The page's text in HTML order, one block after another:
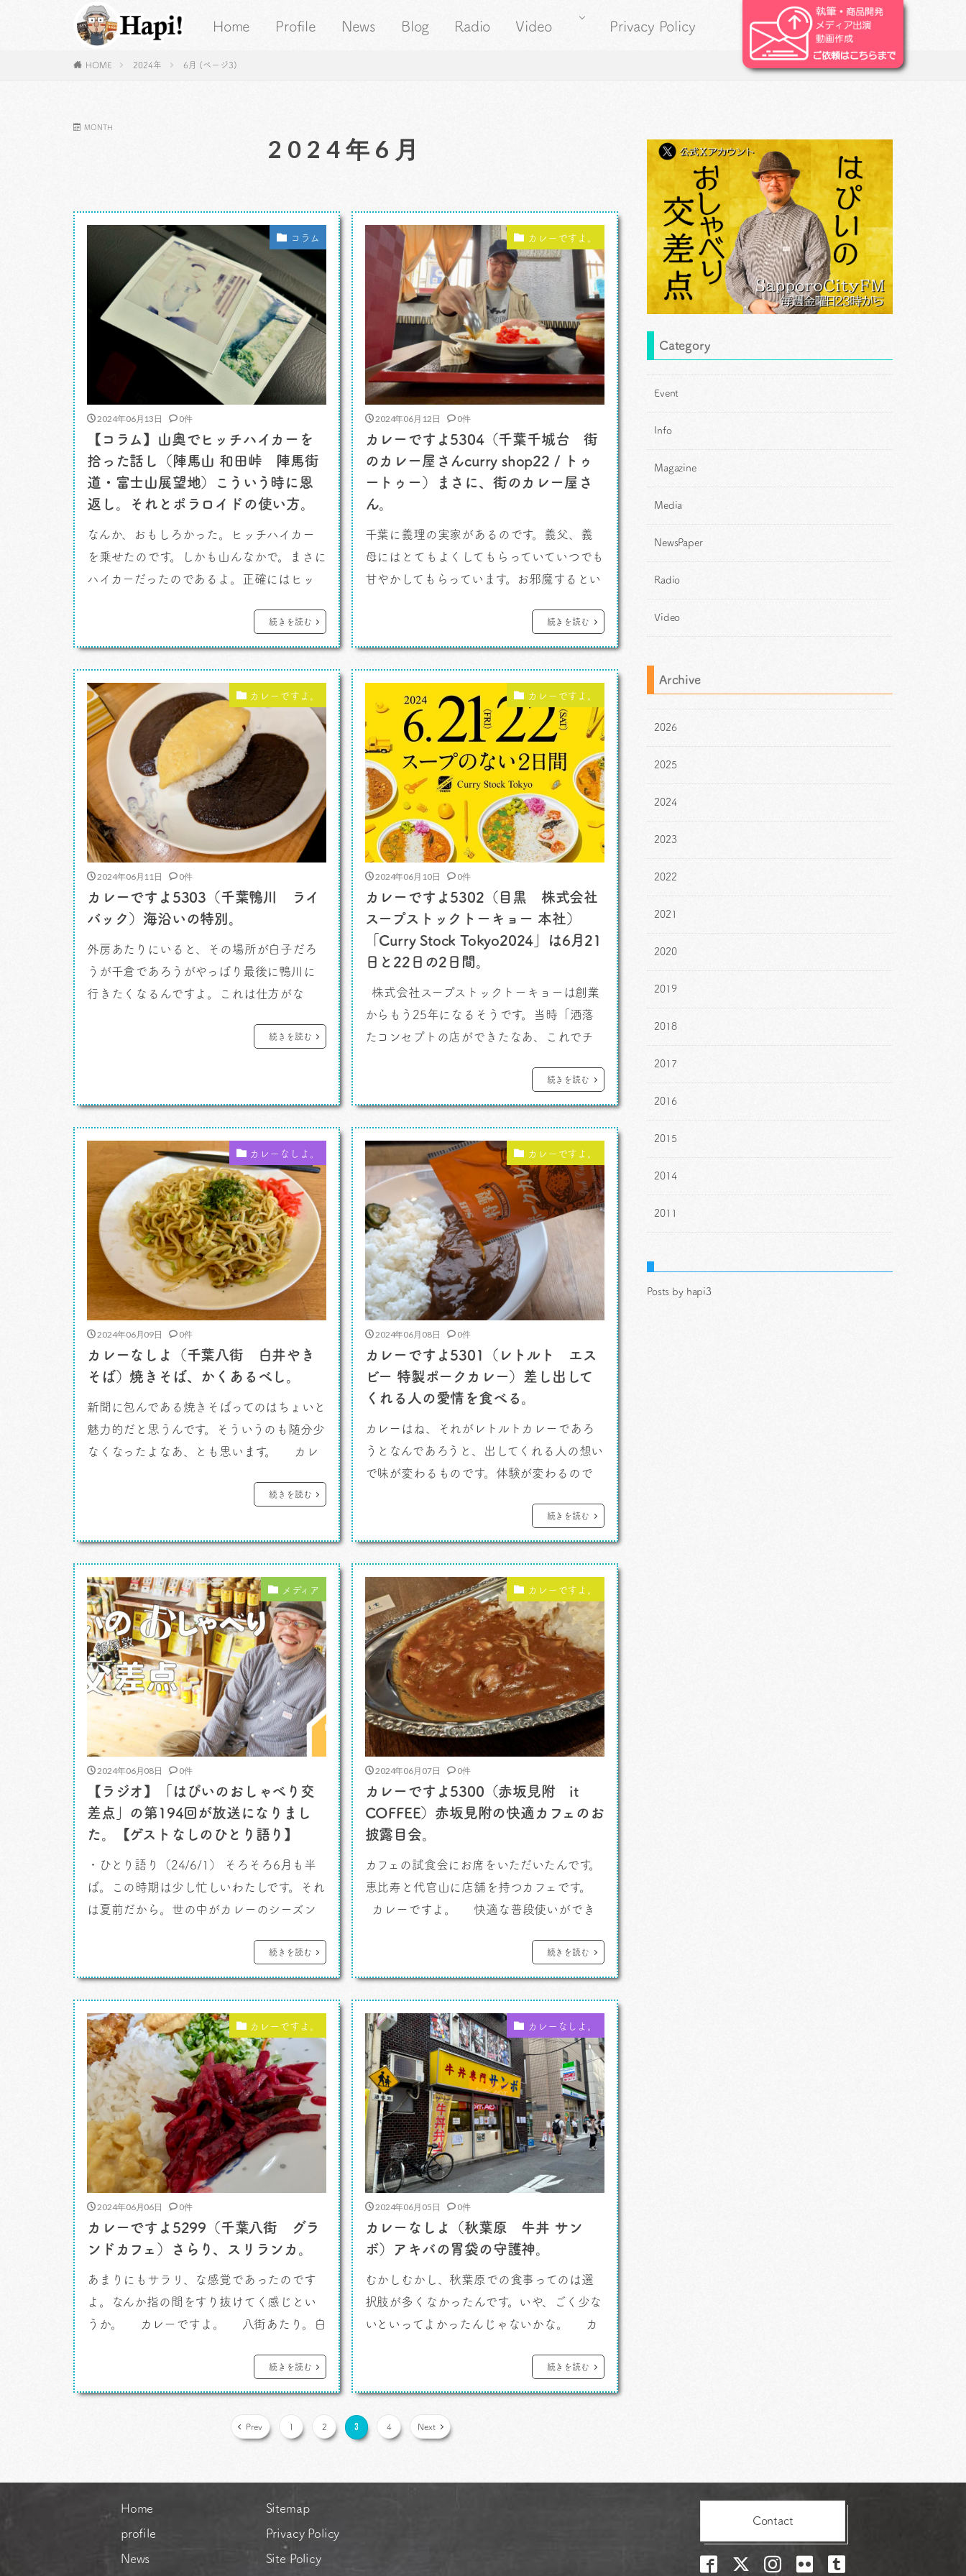
Home Profile News Blog Radio Video Privacy Policy
HOME 2024年 6月 (ページ3)
MONTH
2024年6月
コラム
2024年06月13日 0件
【コラム】山奥でヒッチハイカーを
拾った話し（陣馬山 和田峠 陣馬街
道・富士山展望地）こういう時に恩
返し。それとポラロイドの使い方。
なんか、おもしろかった。ヒッチハイカー
を乗せたのです。しかも山んなかで。まさに
ハイカーだったのであるよ。正確にはヒッ
違えた二人を山の中で救助した感じです。
最近気に入っている、近場でなかなかに楽
しいクルマで峠越えをするコースがありま
す。最終的にはこれまたお気に入りの町、
上野原に出るルートです。高尾から相模湖
あたりなんだけどね。その裏側。上野原に
行 […]
続きを読む
カレーですよ。
2024年06月12日 0件
カレーですよ5304（千葉千城台 街
のカレー屋さんcurry shop22 / トゥ
ートゥー）まさに、街のカレー屋さ
ん。
千葉に義理の実家があるのです。義父、義
母にはとてもよくしてもらっていていつでも
甘やかしてもらっています。お邪魔するとい
さんはわたしがカレーを好きなことを知っ
ててくれて、たまに面白いレトルトカレー
をくれます。面白いというのはわたしがチョ
イスするクセのあるものとは違う、スタンダ
ードなものの中で、しかしそれほど […]
続きを読む
カレーですよ。
2024年06月11日 0件
カレーですよ5303（千葉鴨川 ライ
バック）海沿いの特別。
外房あたりにいると、その場所が白子だろ
うが千倉であろうがやっぱり最後に鴨川に
行きたくなるんですよ。これは仕方がな
ょいとおもしろいタイ料理カルチャーがあ
宮、大原あたりで少し町場に気になる店が
あって。砂浜を離れて勝浦あたりになると
続きを読む
カレーですよ。
2024年06月10日 0件
カレーですよ5302（目黒 株式会社
スープストックトーキョー 本社）
「Curry Stock Tokyo2024」は6月21
日と22日の2日間。
株式会社スープストックトーキョーは創業
からもう25年になるそうです。当時「洒落
たコンセプトの店ができたなあ、これでチ
ています。今や６０店舗以上の実店舗展開。
カレーですよ。 で、スープ、シチュー
類が好き好きなわたし、そりゃもうよく通
うことになるわけです。カレーという括りで
活動するわたしですけ […]
続きを読む
カレーなしよ。
2024年06月09日 0件
カレーなしよ（千葉八街 白井やき
そば）焼きそば、かくあるべし。
新聞に包んである焼きそばってのはちょいと
魅力的だと思うんです。そういうのも随分少
なくなったよなあ、とも思います。 カレ
包んである焼きそば」。あれを食べに行っ
おもってね。 千葉八街のびっくりするほど
なにもない細い一車線の街道沿いに、びっ
くりするほど飾りっ気ない、のれんが […]
続きを読む
カレーですよ。
2024年06月08日 0件
カレーですよ5301（レトルト エス
ビー 特製ポークカレー）差し出して
くれる人の愛情を食べる。
カレーはね、それがレトルトカレーであろ
うとなんであろうと、出してくれる人の想い
で味が変わるものです。体験が変わるので
体調の悪い義理の母が、カレー好きのわた
しにくれたたこれ。なんの変哲もない、レ
トルトカレーです。 「エスビー ポークカレ
ー」 だね。 スパイスのスの字を探してカ
レ […]
続きを読む
メディア
2024年06月08日 0件
【ラジオ】「はぴいのおしゃべり交
差点」の第194回が放送になりまし
た。【ゲストなしのひとり語り】
・ひとり語り（24/6/1） そろそろ6月も半
ば。この時期は少し忙しいわたしです。それ
は夏前だから。世の中がカレーのシーズン
が来てはそれを仕込む季節なのです。面白
かった、もう解禁のお仕事の話を2つしまし
た。ひとつは赤坂にできたカフェ「it
COFFEE」のカレーメニューの試食の話し。
面白いカレーだったんですよ。 もうひとつ
は「スープストックトーキョー」の毎年お
[…]
続きを読む
カレーですよ。
2024年06月07日 0件
カレーですよ5300（赤坂見附 it
COFFEE）赤坂見附の快適カフェのお
披露目会。
カフェの試食会にお席をいただいたんです。
恵比寿と代官山に店舗を持つカフェです。
カレーですよ。 快適な普段使いができ
っていかれました。そういう場所だったな。
変に凝りすぎていない、でもすごく腰が落
ち着くインテリアと空気感。プレオープン
のがらんとした店内にすでにそういう空気
があるのがすごいんですが、そこはす […]
続きを読む
カレーですよ。
2024年06月06日 0件
カレーですよ5299（千葉八街 グラ
ンドカフェ）さらり、スリランカ。
あまりにもサラリ、な感覚であったのです
よ。なんか指の間をすり抜けてく感じとい
うか。 カレーですよ。 八街あたり。白
いとカレーも食べたくなるわけです。職業病
か。えーと、ちょいととはなんだろう。量で
はなく口が欲しいのだな、きっと。そう理
解しました。なのにたどり着いたのはブッフ
続きを読む
カレーなしよ。
2024年06月05日 0件
カレーなしよ（秋葉原 牛丼 サン
ボ）アキバの胃袋の守護神。
むかしむかし、秋葉原での食事ってのは選
択肢が多くなかったんです。いや、ごく少な
いといってよかったんじゃないかな。 カ
博物館越えの「トプカ」へいくも食べ終わ
ってアキバに戻らずとか、アキバを出てお茶
の水でカレーを食べるとか、もしくはその
とても少ないアキバ内選択肢から選ぶか、
続きを読む
Prev 1 2 3 4 Next
Category
Event
Info
Magazine
Media
NewsPaper
Radio
Video
Archive
2026
2025
2024
2023
2022
2021
2020
2019
2018
2017
2016
2015
2014
2011
Posts by hapi3
Home
profile
News
Sitemap
Privacy Policy
Site Policy
Contact